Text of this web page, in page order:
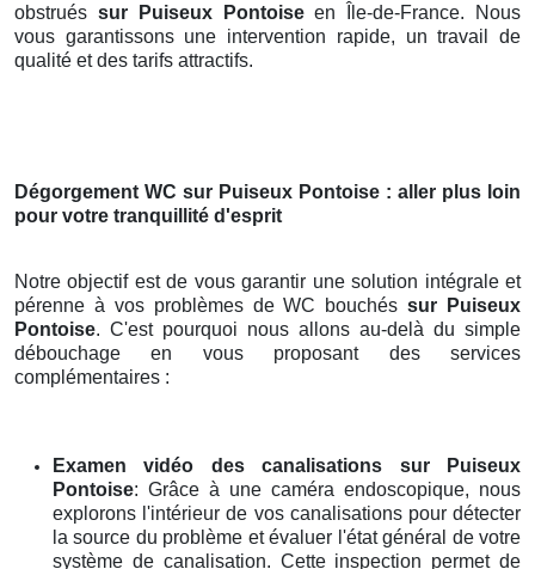
obstrués sur Puiseux Pontoiseen Île-de-France. Nous
vous garantissons une intervention rapide, un travail de
qualité et des tarifs attractifs.
Dégorgement WC sur Puiseux Pontoise : aller plus loin
pour votre tranquillité d'esprit
Notre objectif est de vous garantir une solution intégrale et
pérenne à vos problèmes de WC bouchéssur Puiseux
Pontoise. C'est pourquoi nous allons au-delà du simple
débouchage en vous proposant des services
complémentaires :
Examen vidéo des canalisations sur Puiseux
Pontoise: Grâce à une caméra endoscopique, nous
explorons l'intérieur de vos canalisations pour détecter
la source du problème et évaluer l'état général de votre
système de canalisation. Cette inspection permet de